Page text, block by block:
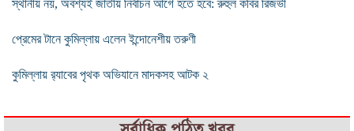
স্থানীয় নয়, অবশ্যই জাতীয় নির্বাচন আগে হতে হবে: রুহুল কবির রিজভী
প্রেমের টানে কুমিল্লায় এলেন ইন্দোনেশীয় তরুণী
কুমিল্লায় র‌্যাবের পৃথক অভিযানে মাদকসহ আটক ২